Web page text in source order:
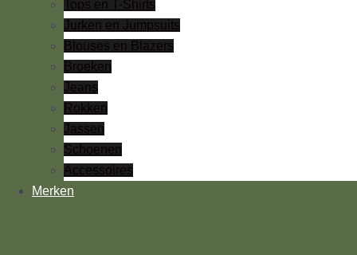
Tops en T-Shirts
Jurken en Jumpsuits
Blouses en Blazers
Broeken
Jeans
Rokken
Jassen
Schoenen
Accessoires
Merken